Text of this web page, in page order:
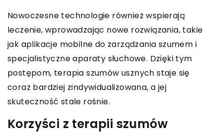
Nowoczesne technologie również wspierają
leczenie, wprowadzając nowe rozwiązania, takie
jak aplikacje mobilne do zarządzania szumem i
specjalistyczne aparaty słuchowe. Dzięki tym
postępom, terapia szumów usznych staje się
coraz bardziej zindywidualizowana, a jej
skuteczność stale rośnie.
Korzyści z terapii szumów